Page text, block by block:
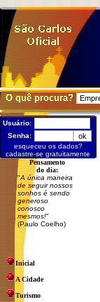
O quê procura?
Usuário:
Senha:
esqueceu os dados?
cadastre-se gratuitamente
Pensamento
do dia:
"A única maneira
de seguir nossos
sonhos é sendo
generoso
conosco
mesmos!"
(Paulo Coelho)
Inicial
A Cidade
Turismo